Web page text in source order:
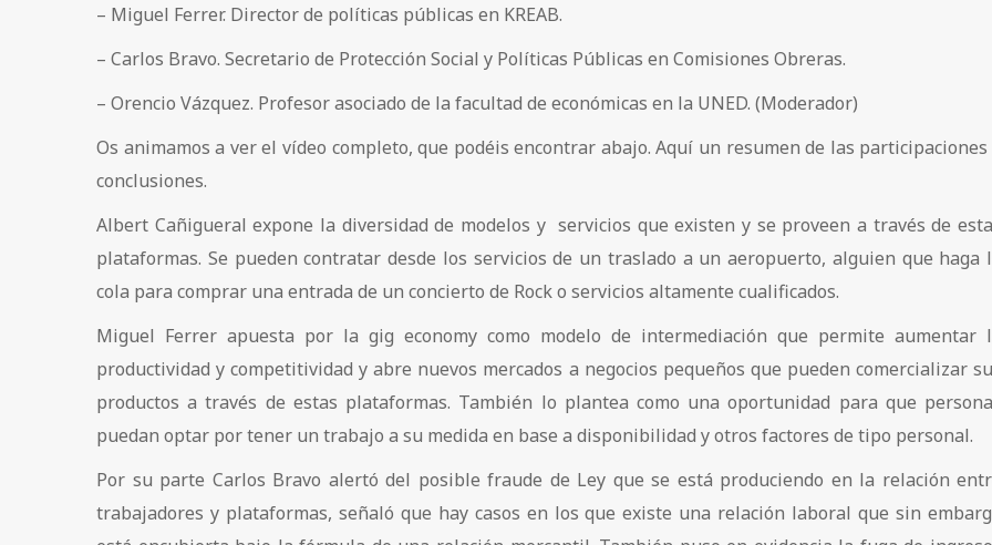
– Miguel Ferrer. Director de políticas públicas en KREAB.
– Carlos Bravo. Secretario de Protección Social y Políticas Públicas en Comisiones Obreras.
– Orencio Vázquez. Profesor asociado de la facultad de económicas en la UNED. (Moderador)
Os animamos a ver el vídeo completo, que podéis encontrar abajo. Aquí un resumen de las participaciones
conclusiones.
Albert Cañigueral expone la diversidad de modelos y servicios que existen y se proveen a través de
plataformas. Se pueden contratar desde los servicios de un traslado a un aeropuerto, alguien que haga
cola para comprar una entrada de un concierto de Rock o servicios altamente cualificados.
Miguel Ferrer apuesta por la gig economy como modelo de intermediación que permite aumentar
productividad y competitividad y abre nuevos mercados a negocios pequeños que pueden comercializar
productos a través de estas plataformas. También lo plantea como una oportunidad para que
puedan optar por tener un trabajo a su medida en base a disponibilidad y otros factores de tipo personal.
Por su parte Carlos Bravo alertó del posible fraude de Ley que se está produciendo en la relación
trabajadores y plataformas, señaló que hay casos en los que existe una relación laboral que sin